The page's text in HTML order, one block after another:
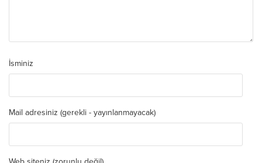
İsminiz
Mail adresiniz (gerekli - yayınlanmayacak)